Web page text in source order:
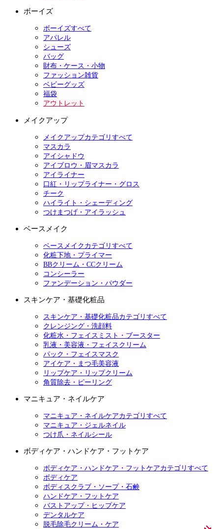
ボーイズ
ボーイズすべて
アパレル
シューズ
バッグ
財布・ケース・小物
ファッション雑貨
ベビーグッズ
福袋
アウトレット
メイクアップ
メイクアップカテゴリすべて
マスカラ
アイシャドウ
アイブロウ・眉マスカラ
アイライナー
口紅・リップライナー・グロス
チーク
ハイライト・シェーディング
つけまつげ・アイラッシュ
ベースメイク
ベースメイクカテゴリすべて
化粧下地・プライマー
BBクリーム・CCクリーム
コンシーラー
ファンデーション・パウダー
スキンケア・基礎化粧品
スキンケア・基礎化粧品カテゴリすべて
クレンジング・洗顔料
化粧水・フェイスミスト・ブースター
乳液・美容液・フェイスクリーム
パック・フェイスマスク
アイケア・まつ毛美容液
リップケア・リップクリーム
角質除去・ピーリング
マニキュア・ネイルケア
マニキュア・ネイルケアカテゴリすべて
マニキュア・ジェルネイル
つけ爪・ネイルシール
ボディケア・ハンドケア・フットケア
ボディケア・ハンドケア・フットケアカテゴリすべて
ボディケア
ボディスクラブ・ソープ・石鹸
ハンドケア・フットケア
バストアップ・ヒップケア
デンタルケア
脱毛除毛クリーム・ケア